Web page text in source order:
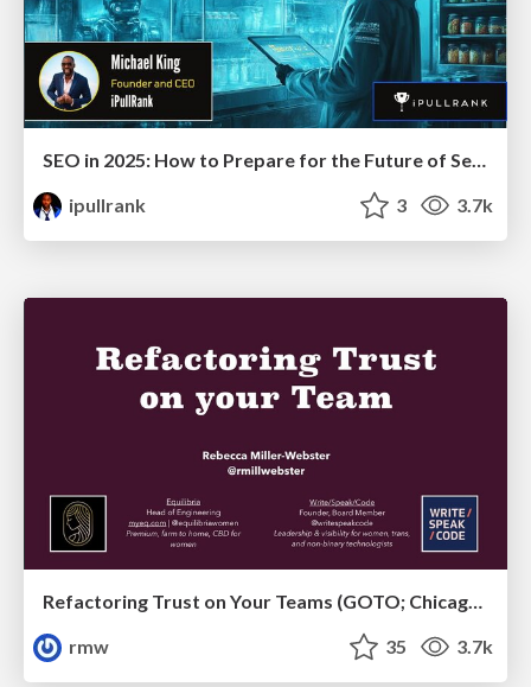
SEO in 2025: How to Prepare for the Future of Search
ipullrank
3 3.7k
Refactoring Trust on Your Teams (GOTO; Chicago 2020)
rmw
35 3.7k